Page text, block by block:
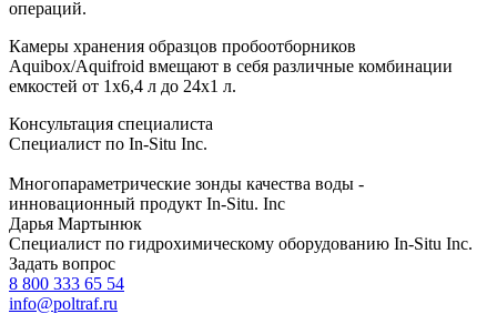
операций.
Камеры хранения образцов пробоотборников
Aquibox/Aquifroid вмещают в себя различные комбинации
емкостей от 1x6,4 л до 24x1 л.
Консультация специалиста
Специалист по In-Situ Inc.
Многопараметрические зонды качества воды -
инновационный продукт In-Situ. Inc
Дарья Мартынюк
Специалист по гидрохимическому оборудованию In-Situ Inc.
Задать вопрос
8 800 333 65 54
info@poltraf.ru